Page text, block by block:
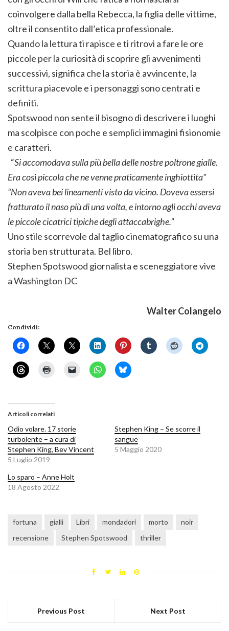
coinvolgere dalla bella Rebecca, la figlia delle vittime,
oltre il consentito dall’etica professionale.
Quando la lettura ti rapisce e ti ritrovi a fare le ore
piccole per la curiosità di scoprire gli avvenimenti
successivi, significa che la storia è avvincente, la
scrittura piacevole e i personaggi sono centrati e
definiti.
Spotswood non sente il bisogno di descrivere i luoghi
ma scolpisce con poche e semplici immagini fisionomie
e caratteri.
“Si accomodava sulla più bella delle nostre poltrone gialle.
Era così piccola che ne venne praticamente inghiottita”
“Non aveva bei lineamenti visto da vicino. Doveva essersi
fratturato il naso più di una volta, e intorno agli occhi aveva
le piccole cicatrici tipiche degli attaccabrighe.”
Uno stile scorrevole dal taglio cinematografico su una
storia ben strutturata. Bel libro.
Stephen Spotswood giornalista e sceneggiatore vive
a Washington DC
Walter Colangelo
Condividi:
Articoli correlati
Odio volare. 17 storie
turbolente – a cura di
Stephen King, Bev Vincent
5 Luglio 2019
Stephen King – Se scorre il
sangue
5 Maggio 2020
Lo sparo – Anne Holt
18 Agosto 2022
fortuna gialli Libri mondadori morto
noir
recensione
Stephen Spotswood thriller
Previous Post Next Post